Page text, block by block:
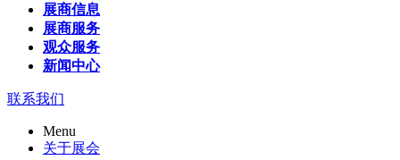
展商信息
展商服务
观众服务
新闻中心
联系我们
Menu
关于展会